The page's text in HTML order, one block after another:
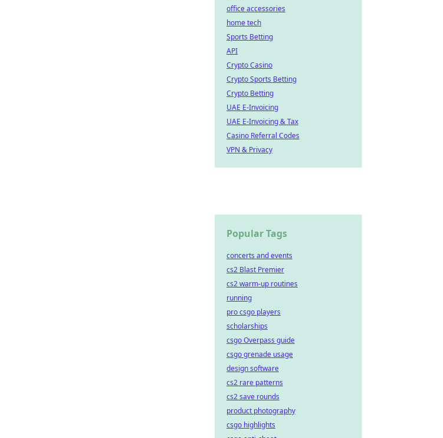
office accessories
home tech
Sports Betting
API
Crypto Casino
Crypto Sports Betting
Crypto Betting
UAE E-Invoicing
UAE E-Invoicing & Tax
Casino Referral Codes
VPN & Privacy
Popular Tags
concerts and events
cs2 Blast Premier
cs2 warm-up routines
running
pro csgo players
scholarships
csgo Overpass guide
csgo grenade usage
design software
cs2 rare patterns
cs2 save rounds
product photography
csgo highlights